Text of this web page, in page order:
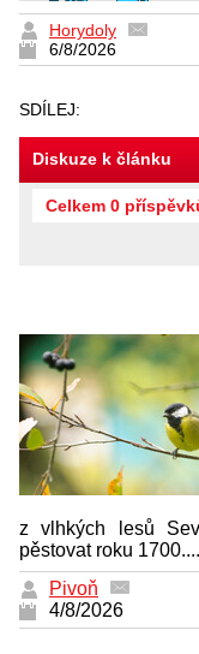
Horydoly
6/8/2026
SDÍLEJ:
Diskuze k článku
Celkem 0
z vlhkých lesů
pěstovat roku 1700....
Pivoň
4/8/2026